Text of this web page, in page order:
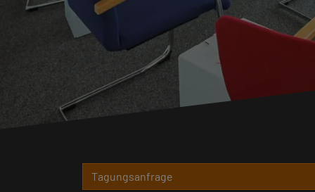
Tagungsanfrage